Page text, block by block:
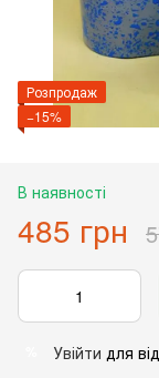
Розпродаж
−15%
В наявності
485 грн
Увійти для